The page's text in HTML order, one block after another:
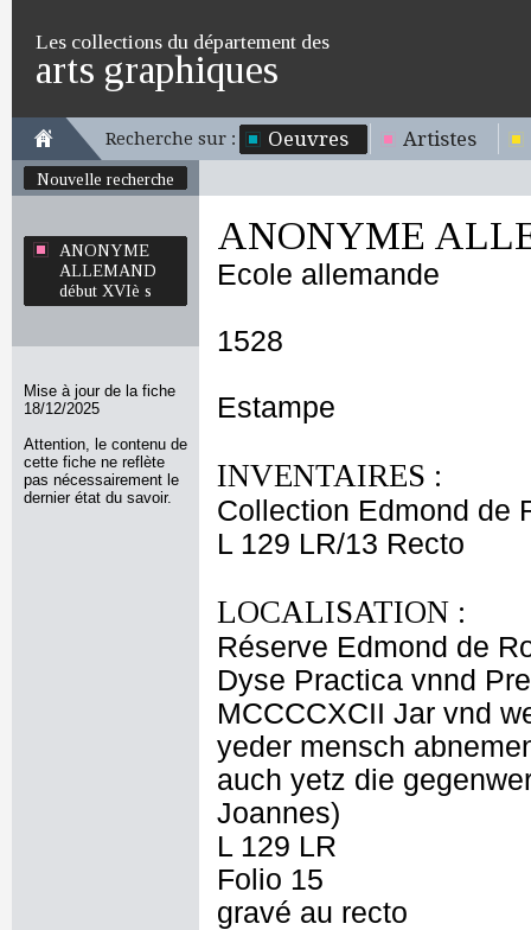
Les collections du département des
arts graphiques
Recherche sur : Oeuvres Artistes
Nouvelle recherche
ANONYME
ALLEMAND
début XVIè s
Mise à jour de la fiche
18/12/2025
Attention, le contenu de
cette fiche ne reflète
pas nécessairement le
dernier état du savoir.
ANONYME
Ecole allemande
1528
Estampe
INVENTAIRES :
Collection Edmond de
L 129 LR/13 Recto
LOCALISATION :
Réserve Edmond de
Dyse Practica vnnd
MCCCCXCII Jar vnd
yeder mensch
auch yetz die
Joannes)
L 129 LR
Folio 15
gravé au recto